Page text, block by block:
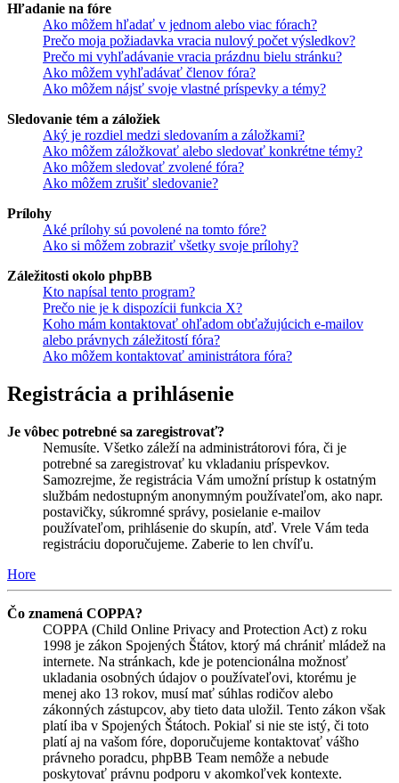
Hľadanie na fóre
Ako môžem hľadať v jednom alebo viac fórach?
Prečo moja požiadavka vracia nulový počet výsledkov?
Prečo mi vyhľadávanie vracia prázdnu bielu stránku?
Ako môžem vyhľadávať členov fóra?
Ako môžem nájsť svoje vlastné príspevky a témy?
Sledovanie tém a záložiek
Aký je rozdiel medzi sledovaním a záložkami?
Ako môžem záložkovať alebo sledovať konkrétne témy?
Ako môžem sledovať zvolené fóra?
Ako môžem zrušiť sledovanie?
Prílohy
Aké prílohy sú povolené na tomto fóre?
Ako si môžem zobraziť všetky svoje prílohy?
Záležitosti okolo phpBB
Kto napísal tento program?
Prečo nie je k dispozícii funkcia X?
Koho mám kontaktovať ohľadom obťažujúcich e-mailov
alebo právnych záležitostí fóra?
Ako môžem kontaktovať aministrátora fóra?
Registrácia a prihlásenie
Je vôbec potrebné sa zaregistrovať?
Nemusíte. Všetko záleží na administrátorovi fóra, či je
potrebné sa zaregistrovať ku vkladaniu príspevkov.
Samozrejme, že registrácia Vám umožní prístup k ostatným
službám nedostupným anonymným používateľom, ako napr.
postavičky, súkromné správy, posielanie e-mailov
používateľom, prihlásenie do skupín, atď. Vrele Vám teda
registráciu doporučujeme. Zaberie to len chvíľu.
Hore
Čo znamená COPPA?
COPPA (Child Online Privacy and Protection Act) z roku
1998 je zákon Spojených Štátov, ktorý má chrániť mládež na
internete. Na stránkach, kde je potencionálna možnosť
ukladania osobných údajov o používateľovi, ktorému je
menej ako 13 rokov, musí mať súhlas rodičov alebo
zákonných zástupcov, aby tieto data uložil. Tento zákon však
platí iba v Spojených Štátoch. Pokiaľ si nie ste istý, či toto
platí aj na vašom fóre, doporučujeme kontaktovať vášho
právneho poradcu, phpBB Team nemôže a nebude
poskytovať právnu podporu v akomkoľvek kontexte.